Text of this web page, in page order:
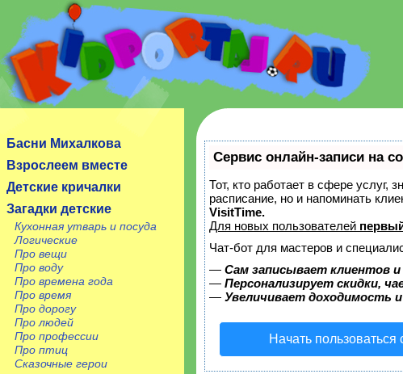
Сайт посвящен детям, их родителям, учителям и
Басни Михалкова
Взрослеем вместе
Детские кричалки
Загадки детские
Кухонная утварь и посуда
Логические
Про вещи
Про воду
Про времена года
Про время
Про дорогу
Про людей
Про профессии
Про птиц
Сказочные герои
Сервис онлайн-записи на
Тот, кто работает в сфере услуг,
расписание, но и напоминать
VisitTime.
Для новых пользователей
Чат-бот для мастеров и
— Сам записывает клиентов
— Персонализирует скидки,
— Увеличивает доходимость
Начать пользоваться